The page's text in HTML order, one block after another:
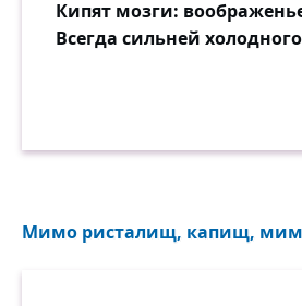
Кипят мозги:
Всегда сильней
Мимо ристалищ, капищ,